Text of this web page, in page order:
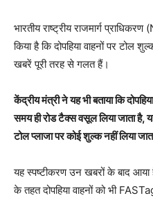
भारतीय राष्ट्रीय राजमार्ग
किया है कि दोपहिया वाहनों पर टोल
खबरें पूरी तरह से गलत हैं।
केंद्रीय मंत्री ने यह भी बताया कि
समय ही रोड टैक्स वसूल लिया जाता है,
टोल प्लाजा पर कोई शुल्क नहीं लिया
यह स्पष्टीकरण उन खबरों के बाद आया
के तहत दोपहिया वाहनों को भी